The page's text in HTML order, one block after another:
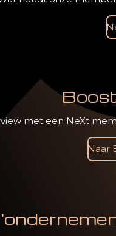
met een NeXt
Naar